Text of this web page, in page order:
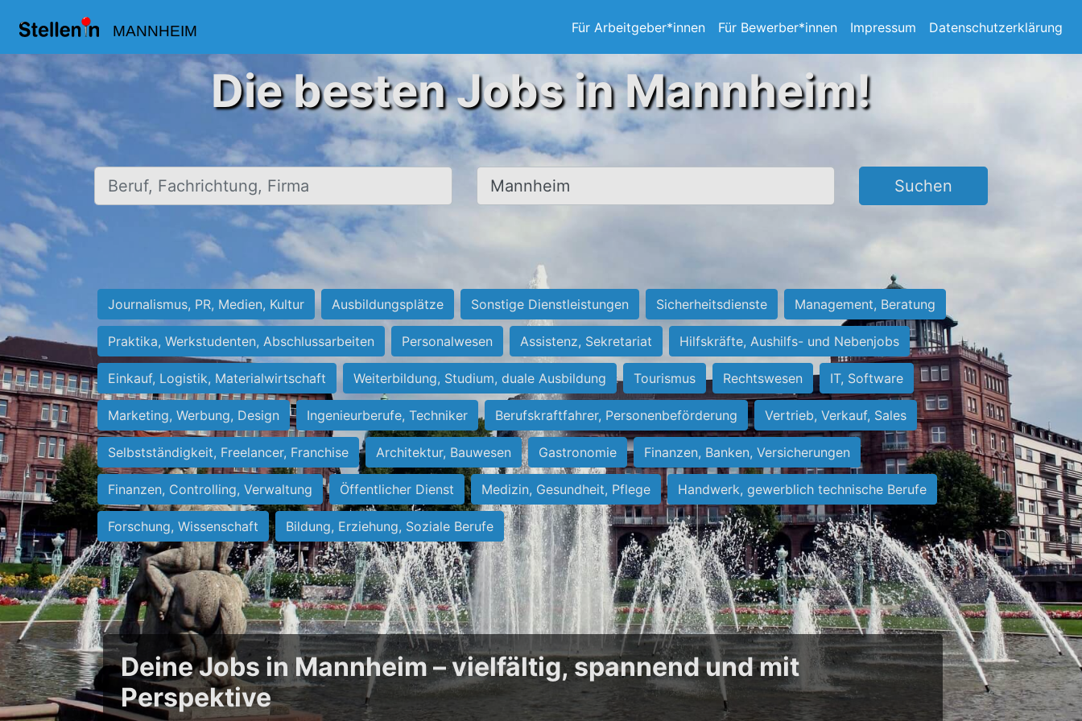
MANNHEIM Für Arbeitgeber*innen Für Bewerber*innen Impressum Datenschutzerklärung
Die besten Jobs in Mannheim!
Beruf, Fachrichtung, Firma Ort, Stadt Suchen
Journalismus, PR, Medien, Kultur Ausbildungsplätze Sonstige Dienstleistungen Sicherheitsdienste Management, Beratung
Praktika, Werkstudenten, Abschlussarbeiten Personalwesen Assistenz, Sekretariat Hilfskräfte, Aushilfs- und Nebenjobs
Einkauf, Logistik, Materialwirtschaft Weiterbildung, Studium, duale Ausbildung Tourismus Rechtswesen IT, Software
Marketing, Werbung, Design Ingenieurberufe, Techniker Berufskraftfahrer, Personenbeförderung Vertrieb, Verkauf, Sales
Selbstständigkeit, Freelancer, Franchise Architektur, Bauwesen Gastronomie Finanzen, Banken, Versicherungen
Finanzen, Controlling, Verwaltung Öffentlicher Dienst Medizin, Gesundheit, Pflege Handwerk, gewerblich technische Berufe
Forschung, Wissenschaft Bildung, Erziehung, Soziale Berufe
Deine Jobs in Mannheim – vielfältig, spannend und mit
Perspektive